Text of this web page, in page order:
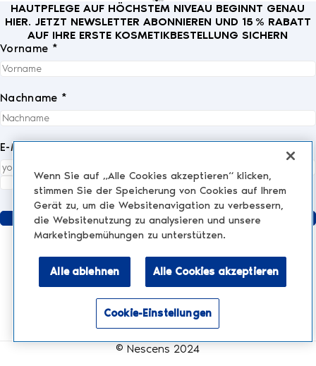
HAUTPFLEGE AUF HÖCHSTEM NIVEAU BEGINNT GENAU
HIER. JETZT NEWSLETTER ABONNIEREN UND 15 % RABATT
AUF IHRE ERSTE KOSMETIKBESTELLUNG SICHERN
Vorname *
Nachname *
E-Mail *
Ich akzeptiere dieDatenschutzrichtlinievollständig.*
Senden
KLINIK
Injektionen und Füllstoffe
Face & Eyes
Rechtliche Hinweise
Aktivieren Sie den Barrierefreiheitsmodus
© Nescens 2024
Wenn Sie auf „Alle Cookies akzeptieren“ klicken,
stimmen Sie der Speicherung von Cookies auf Ihrem
Gerät zu, um die Websitenavigation zu verbessern,
die Websitenutzung zu analysieren und unsere
Marketingbemühungen zu unterstützen.
Alle ablehnen Alle Cookies akzeptieren
Cookie-Einstellungen